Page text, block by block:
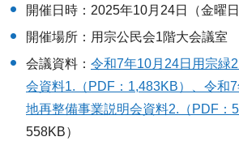
開催日時：2025年10月24日（金曜
開催場所：用宗公民会1階大会議室
会議資料： 令和7年10月24日用宗緑
会資料1.（PDF：1,483KB）
令和
地再整備事業説明会資料2.（PDF：
558KB）